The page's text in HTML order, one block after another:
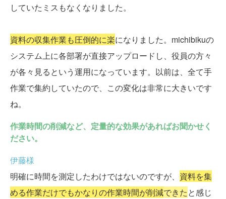
していたミスもなくなりました。
資料の収集作業も圧倒的に楽になりました。michibikuの
システム上に各部署が直接アップロードし、役員の方々
が各々見るという運用になっています。以前は、全て手
作業で集約していたので、この変化は非常に大きいです
ね。
作業時間の削減など、定量的な効果があればお聞かせく
ださい。
伊藤様
明確に時間を測定したわけではないのですが、 資料を集
める作業だけでもかなりの作業時間が削減できたと感じ